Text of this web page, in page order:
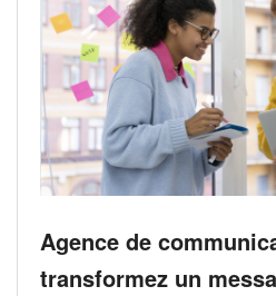
Agence de
transformez un